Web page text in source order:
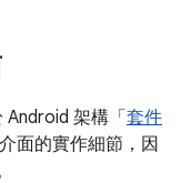
架構「 套件
面的實作細節，因